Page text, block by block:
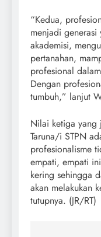
“Kedua,
menjadi
akademisi,
pertanahan,
profesional
Dengan
tumbuh,” lanjut
Nilai ketiga yang
Taruna/i STPN
profesionalisme
empati, empati
kering sehingga
akan melakukan
tutupnya. (JR/RT)